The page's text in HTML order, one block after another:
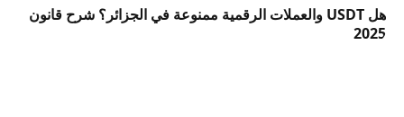
هل USDT والعملات الرقمية ممنوعة في الجزائر؟ شرح قانون
2025